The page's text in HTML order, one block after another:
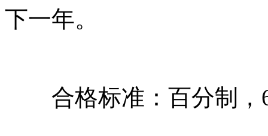
下一年。
合格标准：百分制，